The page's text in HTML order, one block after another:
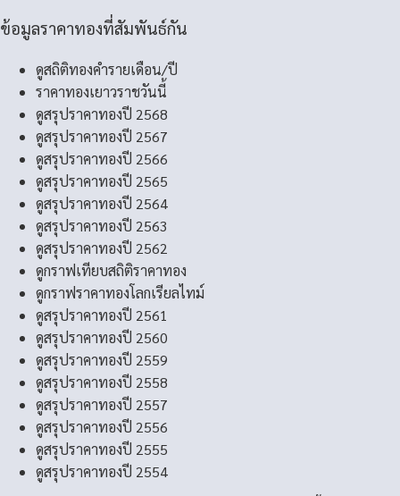
ข้อมูลราคาทองที่สัมพันธ์กัน
ดูสถิติทองคำรายเดือน/ปี
ราคาทองเยาวราชวันนี้
ดูสรุปราคาทองปี 2568
ดูสรุปราคาทองปี 2567
ดูสรุปราคาทองปี 2566
ดูสรุปราคาทองปี 2565
ดูสรุปราคาทองปี 2564
ดูสรุปราคาทองปี 2563
ดูสรุปราคาทองปี 2562
ดูกราฟเทียบสถิติราคาทอง
ดูกราฟราคาทองโลกเรียลไทม์
ดูสรุปราคาทองปี 2561
ดูสรุปราคาทองปี 2560
ดูสรุปราคาทองปี 2559
ดูสรุปราคาทองปี 2558
ดูสรุปราคาทองปี 2557
ดูสรุปราคาทองปี 2556
ดูสรุปราคาทองปี 2555
ดูสรุปราคาทองปี 2554